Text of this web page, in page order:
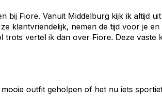
bij Fiore. Vanuit Middelburg kijk ik altijd
klantvriendelijk, nemen de tijd voor je
trots vertel ik dan over Fiore. Deze
outfit geholpen of het nu iets